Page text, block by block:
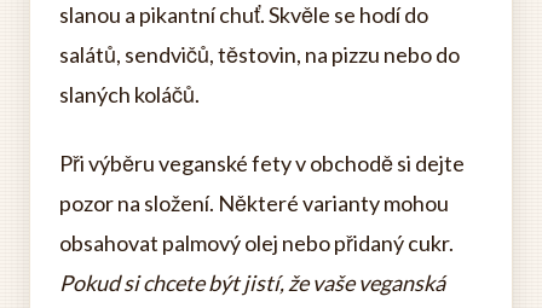
slanou a pikantní chuť. Skvěle se hodí do
salátů, sendvičů, těstovin, na pizzu nebo do
slaných koláčů.
Při výběru veganské fety v obchodě si dejte
pozor na složení. Některé varianty mohou
obsahovat palmový olej nebo přidaný cukr.
Pokud si chcete být jistí, že vaše veganská